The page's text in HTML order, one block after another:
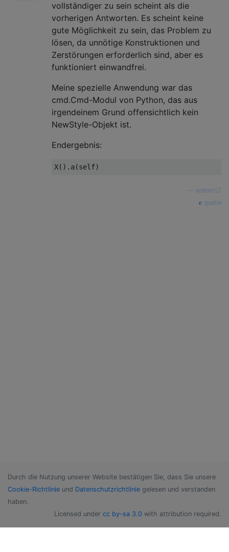
vollständiger zu sein scheint als die
vorherigen Antworten. Es scheint keine
gute Möglichkeit zu sein, das Problem zu
lösen, da unnötige Konstruktionen und
Zerstörungen erforderlich sind, aber es
funktioniert einwandfrei.
Meine spezielle Anwendung war das
cmd.Cmd-Modul von Python, das aus
irgendeinem Grund offensichtlich kein
NewStyle-Objekt ist.
Endergebnis:
X(). a(self)
weberc2
quelle
Durch die Nutzung unserer Website bestätigen Sie, dass Sie unsere
Cookie-Richtlinie und Datenschutzrichtlinie gelesen und verstanden
haben.
Licensed under cc by-sa 3.0 with attribution required.